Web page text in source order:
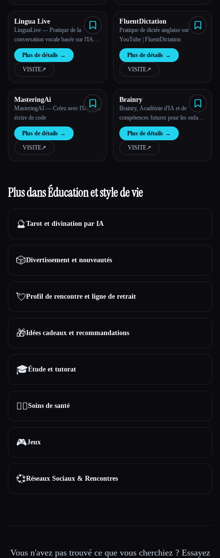
Lingua Live
LinguaLive — Pratique de la
conversation vocale basée sur l'IA
pour toutes les langues
Plus de détails →
VISITE↗︎
FluentDictation
Pratique de dictée anglaise sur
YouTube | FluentDictation
Plus de détails →
VISITE↗︎
MasteringAi
MasteringAI — Créez avec l'IA sans
écrire de code
Plus de détails →
VISITE↗︎
Brainry
Brainry, Académie d'IA et de
compétences futures pour les enfants
de 8 à 18 ans
Plus de détails →
VISITE↗︎
Plus dans Éducation et style de vie
🔮Tarot et divination par IA
🎲Divertissement et nouveautés
💘Profil de rencontre et ligne de retrait
🎁Idées cadeaux et recommandations
🎓Étude et tutorat
👩‍⚕️Soins de santé
🎮Jeux
💞Réseaux Sociaux & Rencontres
Vous n'avez pas trouvé ce que vous cherchiez ? Essayez